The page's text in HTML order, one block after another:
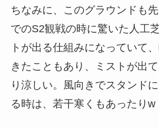
ちなみに、このグラウンドも
でのS2観戦の時に驚いた人工
トが出る仕組みになっていて
きたこともあり、ミストが出
り涼しい。風向きでスタンド
る時は、若干寒くもあったりw